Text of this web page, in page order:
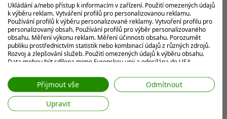
Ukládání a/nebo přístup k informacím v zařízení. Použití omezených údajů
k výběru reklam. Vytváření profilů pro personalizovanou reklamu.
Používání profilů k výběru personalizované reklamy. Vytvoření profilu pro
personalizovaný obsah. Používání profilů pro výběr personalizovaného
obsahu. Měření výkonu reklam. Měření účinnosti obsahu. Porozumět
publiku prostřednictvím statistik nebo kombinací údajů z různých zdrojů.
Rozvoj a zlepšování služeb. Použití omezených údajů k výběru obsahu.
Data mohou být sdílena mimo Evropskou unii a odesílána do USA.
web/aplikaci.
Zobrazit seznam partnerů (7 Prodejci IAB)
Vaše údaje používáme pro následující účely:
Přijmout vše
Odmítnout
Upravit